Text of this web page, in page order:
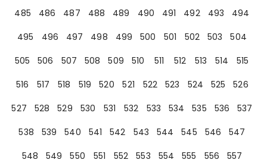
485
486 487 488 489 490 491 492 493
494
495
496 497 498 499 500 501 502 503
504
505
506 507 508 509 510 511 512 513 514
515
516
517 518 519 520 521 522 523 524 525
526
527
528 529 530 531 532 533 534 535 536
537
538
539 540 541 542 543 544 545 546
547
548
549 550 551 552 553 554 555 556
557